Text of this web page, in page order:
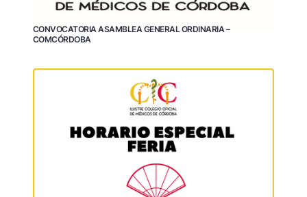
CONVOCATORIA ASAMBLEA GENERAL ORDINARIA –
COMCÓRDOBA